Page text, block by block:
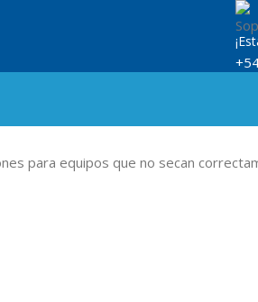
para equipos que no secan